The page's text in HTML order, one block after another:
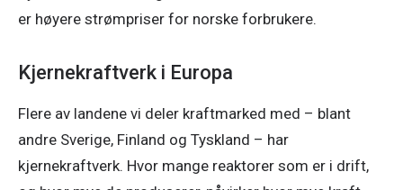
er høyere strømpriser for norske forbrukere.
Kjernekraftverk i Europa
Flere av landene vi deler kraftmarked med – blant
andre Sverige, Finland og Tyskland – har
kjernekraftverk. Hvor mange reaktorer som er i drift,